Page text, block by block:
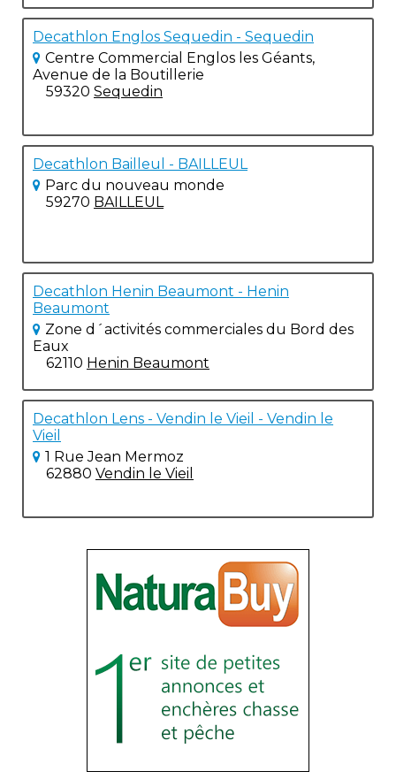
Decathlon Englos Sequedin - Sequedin
Centre Commercial Englos les Géants,
Avenue de la Boutillerie
59320 Sequedin
Decathlon Bailleul - BAILLEUL
Parc du nouveau monde
59270 BAILLEUL
Decathlon Henin Beaumont - Henin
Beaumont
Zone d´activités commerciales du Bord des
Eaux
62110 Henin Beaumont
Decathlon Lens - Vendin le Vieil - Vendin le
Vieil
1 Rue Jean Mermoz
62880 Vendin le Vieil